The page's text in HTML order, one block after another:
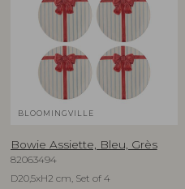
BLOOMINGVILLE
Bowie Assiette, Bleu, Grès
82063494
D20,5xH2 cm, Set of 4